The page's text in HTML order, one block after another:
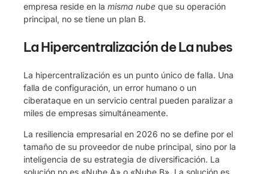
empresa reside en la misma nube que su operación
principal, no se tiene un plan B.
La Hipercentralización de La nubes
La hipercentralización es un punto único de falla. Una
falla de configuración, un error humano o un
ciberataque en un servicio central pueden paralizar a
miles de empresas simultáneamente.
La resiliencia empresarial en 2026 no se define por el
tamaño de su proveedor de nube principal, sino por la
inteligencia de su estrategia de diversificación. La